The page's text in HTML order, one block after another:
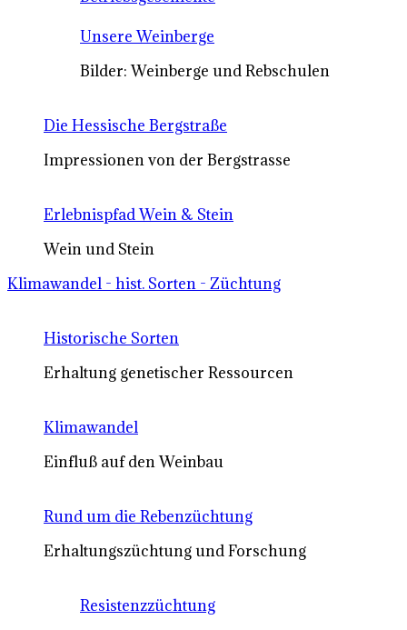
Unsere Weinberge
Bilder: Weinberge und Rebschulen
Die Hessische Bergstraße
Impressionen von der Bergstrasse
Erlebnispfad Wein & Stein
Wein und Stein
Klimawandel - hist. Sorten - Züchtung
Historische Sorten
Erhaltung genetischer Ressourcen
Klimawandel
Einfluß auf den Weinbau
Rund um die Rebenzüchtung
Erhaltungszüchtung und Forschung
Resistenzzüchtung